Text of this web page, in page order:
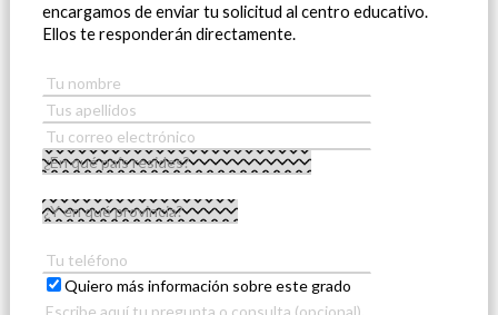
encargamos de enviar tu solicitud al centro educativo.
Ellos te responderán directamente.
Quiero más información sobre este grado